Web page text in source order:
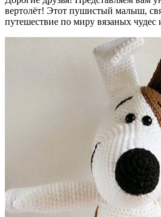
вертолёт! Этот пушистый малыш,
путешествие по миру вязаных чудес